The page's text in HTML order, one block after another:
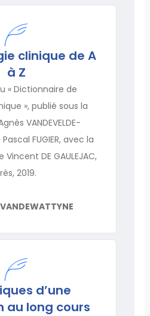
clinique de A
à Z
« Dictionnaire de
», publié sous la
VANDEVELDE-
FUGIER, avec la
DE GAULEJAC,
2019.
d’une
au long cours